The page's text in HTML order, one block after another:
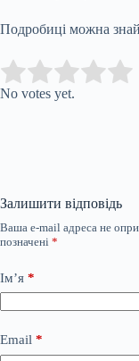
Подробиці можна
Rate this item:
No votes yet.
Залишити відповідь
Ваша e-mail адреса не
позначені *
Ім’я *
Email *